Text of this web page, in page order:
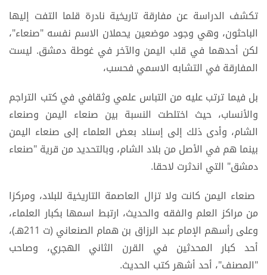
تكشف الدراسة عن مفارقة تاريخية نادرة قلما التفت إليها
الباحثون، وهي وجود موضعين يحملان الاسم نفسه "صنعاء"،
لكن أحدهما في قلب اليمن والآخر في غوطة دمشق. ليست
المفارقة في التشابه الاسمي فحسب،
بل فيما ترتب عليه من التباس علمي وثقافي في كتب التراجم
والأنساب، حيث اختلطت النسبة بين صنعاء اليمن وصنعاء
الشام، وأدى ذلك إلى إسناد بعض العلماء إلى صنعاء اليمن
بينما هم في الأصل من بلاد الشام، وبالتحديد من قرية "صنعاء
دمشق" التي اندثرت لاحقا.
صنعاء اليمن كانت ولا تزال العاصمة التاريخية للبلاد، ومركزا
من مراكز العلم والفقه والحديث، ارتبط اسمها بكبار العلماء،
وعلى رأسهم الإمام عبد الرزاق بن همام الصنعاني (ت 211هـ)،
أحد كبار المحدثين في القرن الثاني الهجري، وصاحب
"المصنف"، أحد أشهر كتب الحديث.